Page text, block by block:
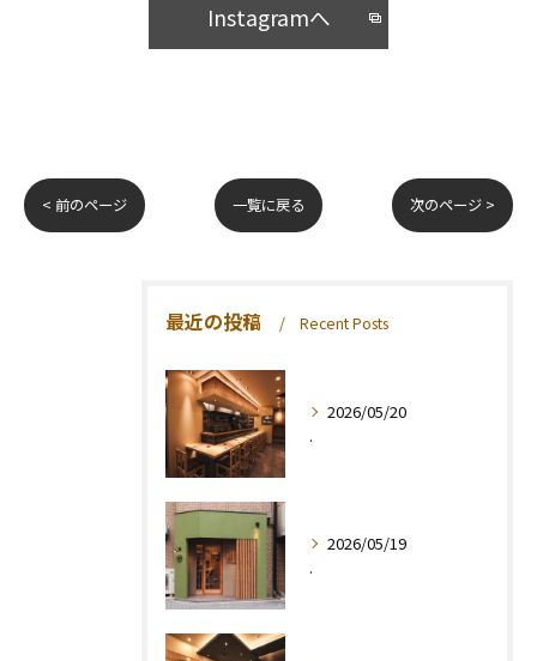
Instagramへ
< 前のページ 一覧に戻る 次のページ >
最近の投稿 Recent Posts
2026/05/20
.
2026/05/19
.